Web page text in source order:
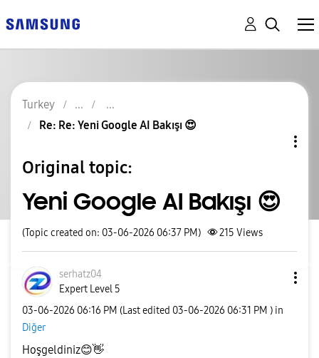
Turkey
Re: Re: Yeni Google AI Bakışı 😍
Original topic:
Yeni Google AI Bakışı 😍
(Topic created on: 03-06-2026 06:37 PM) 215 Views
serhatz04
Expert Level 5
‎03-06-2026 06:16 PM (Last edited ‎03-06-2026 06:31 PM ) in
Diğer
Hoşgeldiniz😊👋